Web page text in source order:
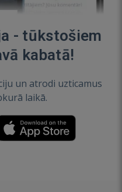
- tūkstošiem
kabatā!
un atrodi uzticamus
laikā.